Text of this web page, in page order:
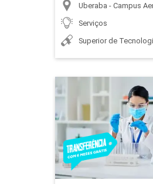
Uberaba - Campus
Serviços
Superior de
Detalhes
Ir para